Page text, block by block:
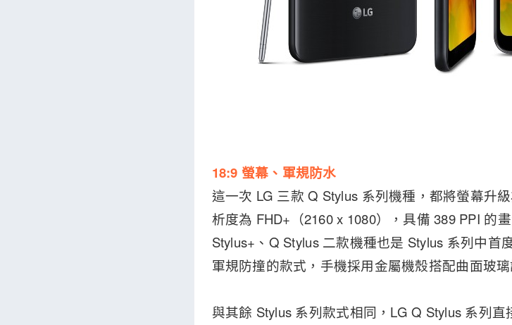
18:9 螢幕、軍規防水
這一次 LG 三款 Q Stylus 系列機種，都將螢幕升
析度為 FHD+（2160 x 1080），具備 389 PPI 的
Stylus+、Q Stylus 二款機種也是 Stylus 系列中首
軍規防撞的款式，手機採用金屬機殼搭配曲面玻
與其餘 Stylus 系列款式相同，LG Q Stylus 系列